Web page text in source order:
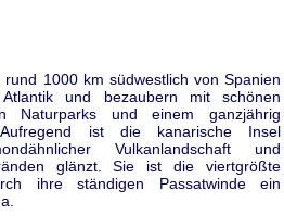
1000 km südwestlich von Spanien
und bezaubern mit schönen
Naturparks und einem ganzjährig
Aufregend ist die kanarische Insel
Vulkanlandschaft und
glänzt. Sie ist die viertgrößte
ihre ständigen Passatwinde ein